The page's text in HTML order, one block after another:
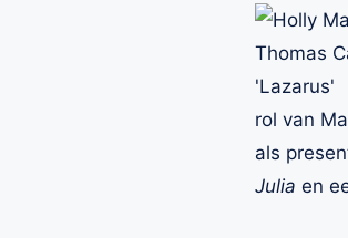
rol van
als
Julia en